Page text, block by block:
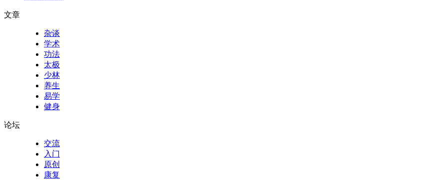
文章
杂谈
学术
功法
太极
少林
养生
易学
健身
论坛
交流
入门
原创
康复